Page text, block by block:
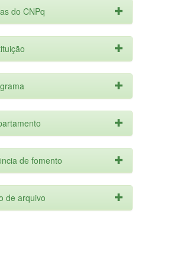
do CNPq
de fomento
de arquivo